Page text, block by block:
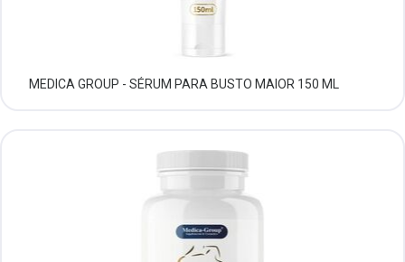
MEDICA GROUP - SÉRUM PARA BUSTO MAIOR 150 ML